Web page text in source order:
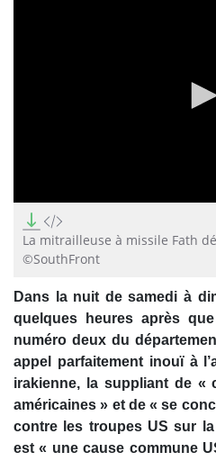
seconds
of
minutes,
seconds
La mitrailleuse à missile Fath
©SouthFront
Dans la nuit de samedi à
quelques heures après que
numéro deux du
appel parfaitement inouï à
irakienne, la suppliant de «
américaines » et de « se
contre les troupes US sur
est « une cause commune